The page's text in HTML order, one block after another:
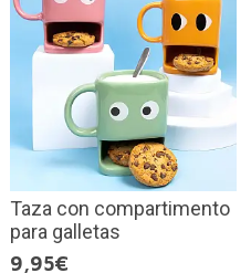
Taza con compartimento
para galletas
9,95€